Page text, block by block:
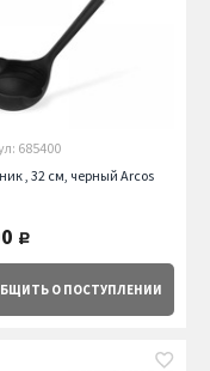
685400
, 32 см, черный Arcos
руб.
О ПОСТУПЛЕНИИ